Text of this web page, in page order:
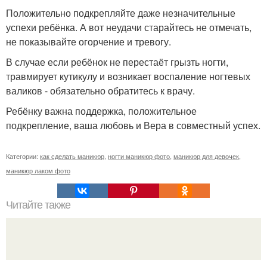
Положительно подкрепляйте даже незначительные
успехи ребёнка. А вот неудачи старайтесь не отмечать,
не показывайте огорчение и тревогу.
В случае если ребёнок не перестаёт грызть ногти,
травмирует кутикулу и возникает воспаление ногтевых
валиков - обязательно обратитесь к врачу.
Ребёнку важна поддержка, положительное
подкрепление, ваша любовь и Вера в совместный успех.
Категории: как сделать маникюр ногти маникюр фото маникюр для девочек
маникюр лаком фото
Читайте также